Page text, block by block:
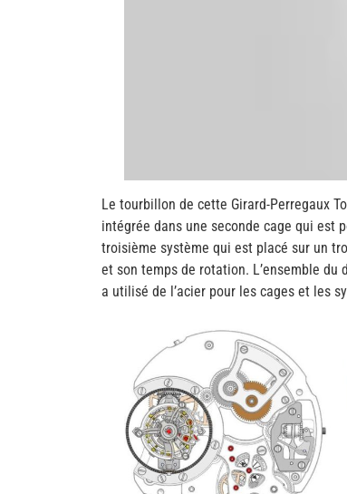
Le tourbillon de cette Girard-Perregaux
intégrée dans une seconde cage qui est
troisième système qui est placé sur un
et son temps de rotation. L’ensemble du
a utilisé de l’acier pour les cages et les